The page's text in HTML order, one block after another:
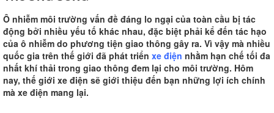
Ô nhiễm môi trường vấn đề đáng lo ngại của toàn cầu bị tác
động bởi nhiều yếu tố khác nhau, đặc biệt phải kể đến tác hạo
của ô nhiễm do phương tiện giao thông gây ra. Vì vậy mà nhiều
quốc gia trên thế giới đã phát triển xe điện nhằm hạn chế tối đa
nhất khí thải trong giao thông đem lại cho môi trường. Hôm
nay, thế giới xe điện sẽ giới thiệu đến bạn những lợi ích chính
mà xe điện mang lại.